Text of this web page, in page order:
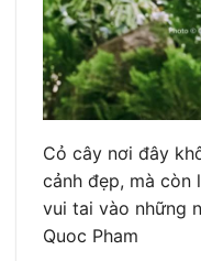
Cỏ cây nơi đây
cảnh đẹp, mà còn
vui tai vào những
Quoc Pham